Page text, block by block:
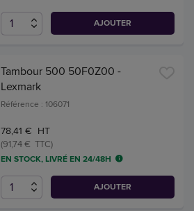
AJOUTER
Tambour 500 50F0Z00 -
Lexmark
Référence : 106071
78,41 € HT
(91,74 € TTC)
EN STOCK, LIVRÉ EN 24/48H
AJOUTER